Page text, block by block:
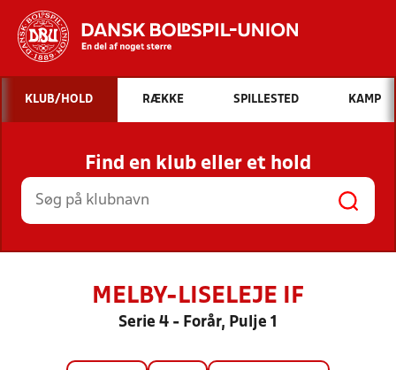
Hvad vil du søge efter?
INDHOLD OG NYHEDER
STILLINGER, RESULTATER, KLUBBER OG
HOLD
KLUB/HOLD RÆKKE SPILLESTED KAMP
Find en klub eller et hold
MELBY-LISELEJE IF
Serie 4 - Forår, Pulje 1